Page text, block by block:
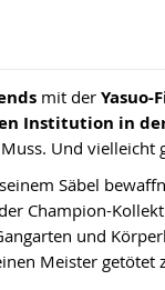
mit der Yasuo-
Institution in
Und vielleicht
Säbel
Champion-
und
Meister getötet